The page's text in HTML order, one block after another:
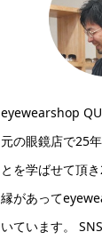
eyewearshop
元の眼鏡店で25
とを学ばせて頂
縁があって
いています。